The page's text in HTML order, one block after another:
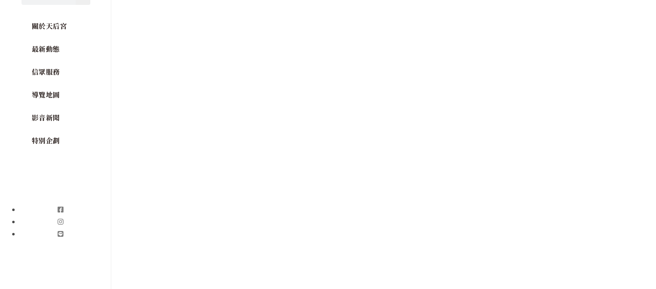
關於天后宮
最新動態
信眾服務
導覽地圖
影音新聞
特別企劃